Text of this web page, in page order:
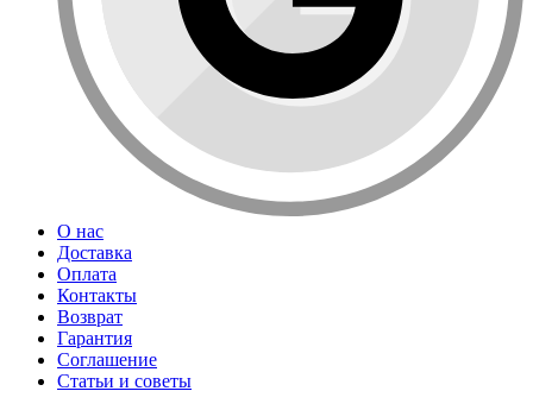
О нас
Доставка
Оплата
Контакты
Возврат
Гарантия
Соглашение
Статьи и советы